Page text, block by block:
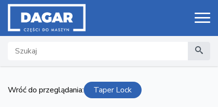
Search
Wróć do przeglądania: Taper Lock